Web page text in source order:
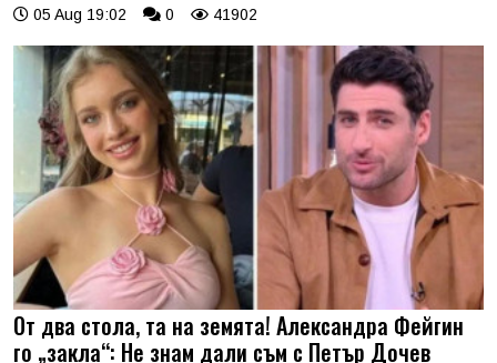
05 Aug 19:02 0 41902
От два стола, та на земята! Александра Фейгин
го „закла“: Не знам дали съм с Петър Дочев